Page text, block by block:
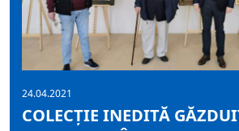
24.04.2021
COLECȚIE INEDITĂ